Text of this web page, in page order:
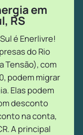
em
RS
é Enerlivre!
do Rio
Tensão), com
podem migrar
Elas podem
desconto
na conta,
A principal